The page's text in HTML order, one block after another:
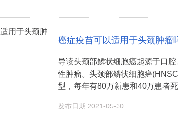
癌症疫苗可以适用于头颈肿瘤
导读头颈部鳞状细胞癌起源于口
性肿瘤。头颈部鳞状细胞癌
型，每年有80万新患和40万患者
发布日期 2021-05-30